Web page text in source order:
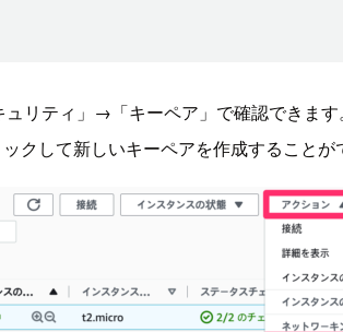
リティ」→「キーペア」で確認できます。
クして新しいキーペアを作成することが